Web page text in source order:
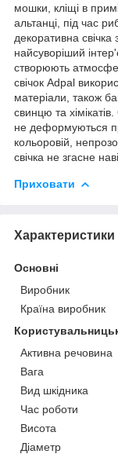
мошки, кліщі в
альтанці, під час
декоративна свічка
найсуворіший
створюють
свічок Adpal
матеріали, також
свинцю та
не деформуються
кольоровій,
свічка не згасне
Приховати
Характеристики
Основні
Виробник
Країна виробник
Активна речовина
Вага
Вид шкідника
Час роботи
Висота
Діаметр